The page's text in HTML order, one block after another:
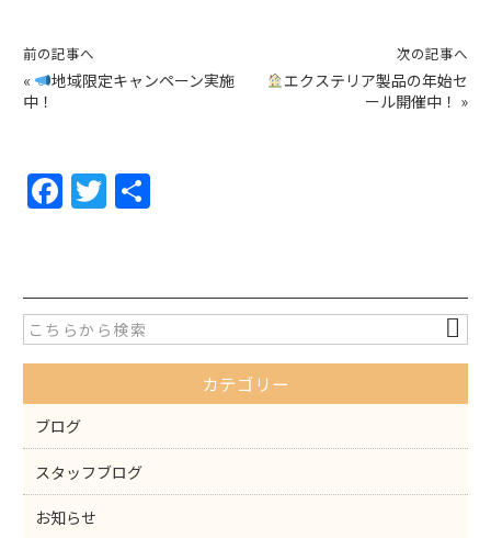
前の記事へ
«
地域限定キャンペーン実施
中！
次の記事へ
エクステリア製品の年始セ
ール開催中！ »
F
a
e
b
o
o
k
T
w
er
カテゴリー
ブログ
スタッフブログ
お知らせ